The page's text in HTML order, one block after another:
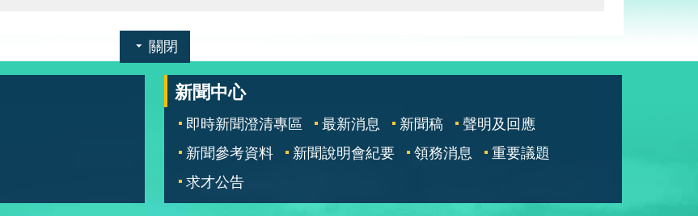
關閉
新聞中心
即時新聞澄清專區 最新消息 新聞稿
聲明及回應
新聞參考資料
新聞說明會紀要 領務消息
重要議題
求才公告